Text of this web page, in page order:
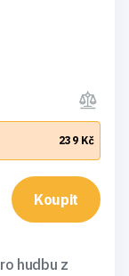
239 Kč
Koupit
hudbu z